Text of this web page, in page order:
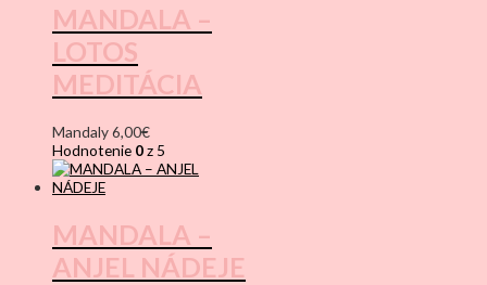
MANDALA –
LOTOS
MEDITÁCIA
Mandaly6,00€
Hodnotenie 0z 5
MANDALA –
ANJEL NÁDEJE